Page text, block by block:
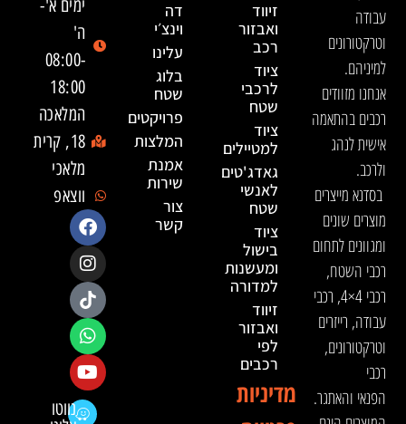
עבודה
וטרקטורונים
למיניהם.
אנחנו מזוודים
רכבים בהתאמה
אישית לנהג
ולרכב.
בסדנא מייצרים
מוצרים שונים
ומגוונים לתחום
רכבי השטח,
רכבי 4×4, רכבי
עבודה, רייזרים
וטרקטורונים,
רכבי
הפנאי והאתגר.
זיווד
ואבזור
רכב
ציוד
לרכבי
שטח
ציוד
למטיילים
גאדג'טים
לאנשי
שטח
ציוד
בישול
ומעשנות
למדורה
זיווד
ואבזור
לפי
רכבים
מדיניות
דה
וינצ׳י
עלינו
בלוג
שטח
פרויקטים
המלצות
אמנת
שירות
צור
קשר
ימים א'-
ה'
08:00-
18:00
המלאכה
18, קרית
מלאכי
ווצאפ
נווטו